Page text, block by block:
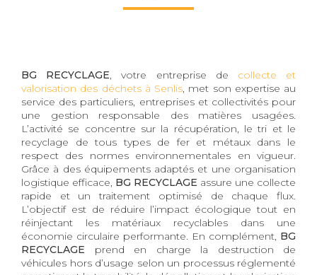
BG RECYCLAGE, votre entreprise de collecte et
valorisation des déchets à Senlis, met son expertise au
service des particuliers, entreprises et collectivités pour
une gestion responsable des matières usagées.
L’activité se concentre sur la récupération, le tri et le
recyclage de tous types de fer et métaux dans le
respect des normes environnementales en vigueur.
Grâce à des équipements adaptés et une organisation
logistique efficace, BG RECYCLAGE assure une collecte
rapide et un traitement optimisé de chaque flux.
L’objectif est de réduire l’impact écologique tout en
réinjectant les matériaux recyclables dans une
économie circulaire performante. En complément, BG
RECYCLAGE prend en charge la destruction de
véhicules hors d’usage selon un processus réglementé